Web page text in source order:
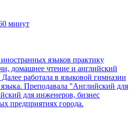
минут
языков практику
домашнее чтение и английский
работала в языковой гимназии
языка. Преподавала "Английский для
для инженеров, бизнес
предприятиях города.